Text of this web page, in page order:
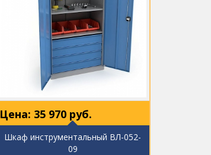
Цена: 35 970 руб.
Шкаф инструментальный ВЛ-052-
09